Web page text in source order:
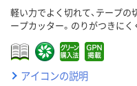
軽い力でよく切れて、テープ
ープカッター。のりがつきにく
アイコンの説明